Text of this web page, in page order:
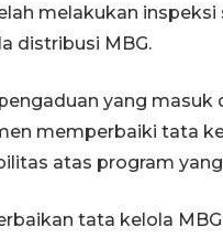
melakukan
distribusi MBG.
yang masuk
memperbaiki tata
atas program
tata kelola